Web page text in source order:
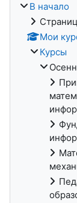
В начало
Мои
Курсы